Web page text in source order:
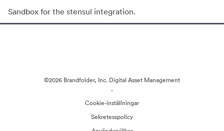
Sandbox for the stensul integration.
©2026 Brandfolder, Inc. Digital Asset Management
·
Cookie-inställningar
Sekretesspolicy